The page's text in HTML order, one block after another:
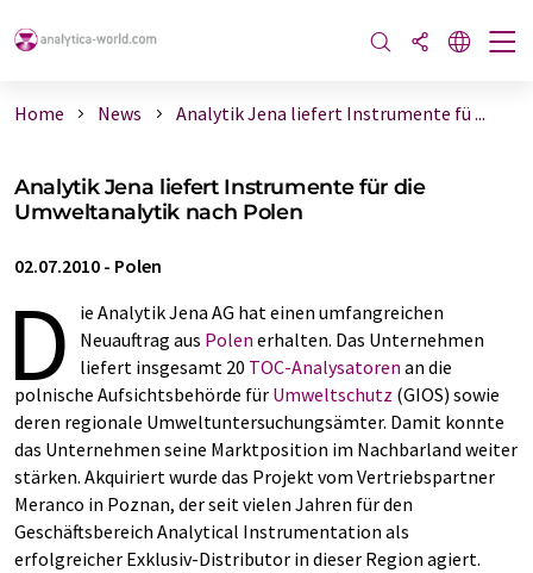
Home News Analytik Jena liefert Instrumente fü ...
Analytik Jena liefert Instrumente für die
Umweltanalytik nach Polen
02.07.2010 - Polen
D
ie Analytik Jena AG hat einen umfangreichen
Neuauftrag aus Polen erhalten. Das Unternehmen
liefert insgesamt 20 TOC-Analysatoren an die
polnische Aufsichtsbehörde für Umweltschutz (GIOS) sowie
deren regionale Umweltuntersuchungsämter. Damit konnte
das Unternehmen seine Marktposition im Nachbarland weiter
stärken. Akquiriert wurde das Projekt vom Vertriebspartner
Meranco in Poznan, der seit vielen Jahren für den
Geschäftsbereich Analytical Instrumentation als
erfolgreicher Exklusiv-Distributor in dieser Region agiert.